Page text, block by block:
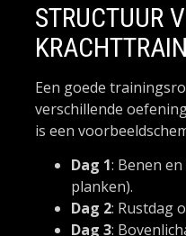
STRUCTUUR
Een goede
verschillende
is een
Dag 1: Benen
planken).
Dag 2: Rustdag
Dag 3: